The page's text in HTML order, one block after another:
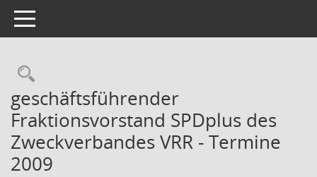
Toggle navigation
Rechercheauswahl
geschäftsführender
Fraktionsvorstand SPDplus des
Zweckverbandes VRR - Termine
2009